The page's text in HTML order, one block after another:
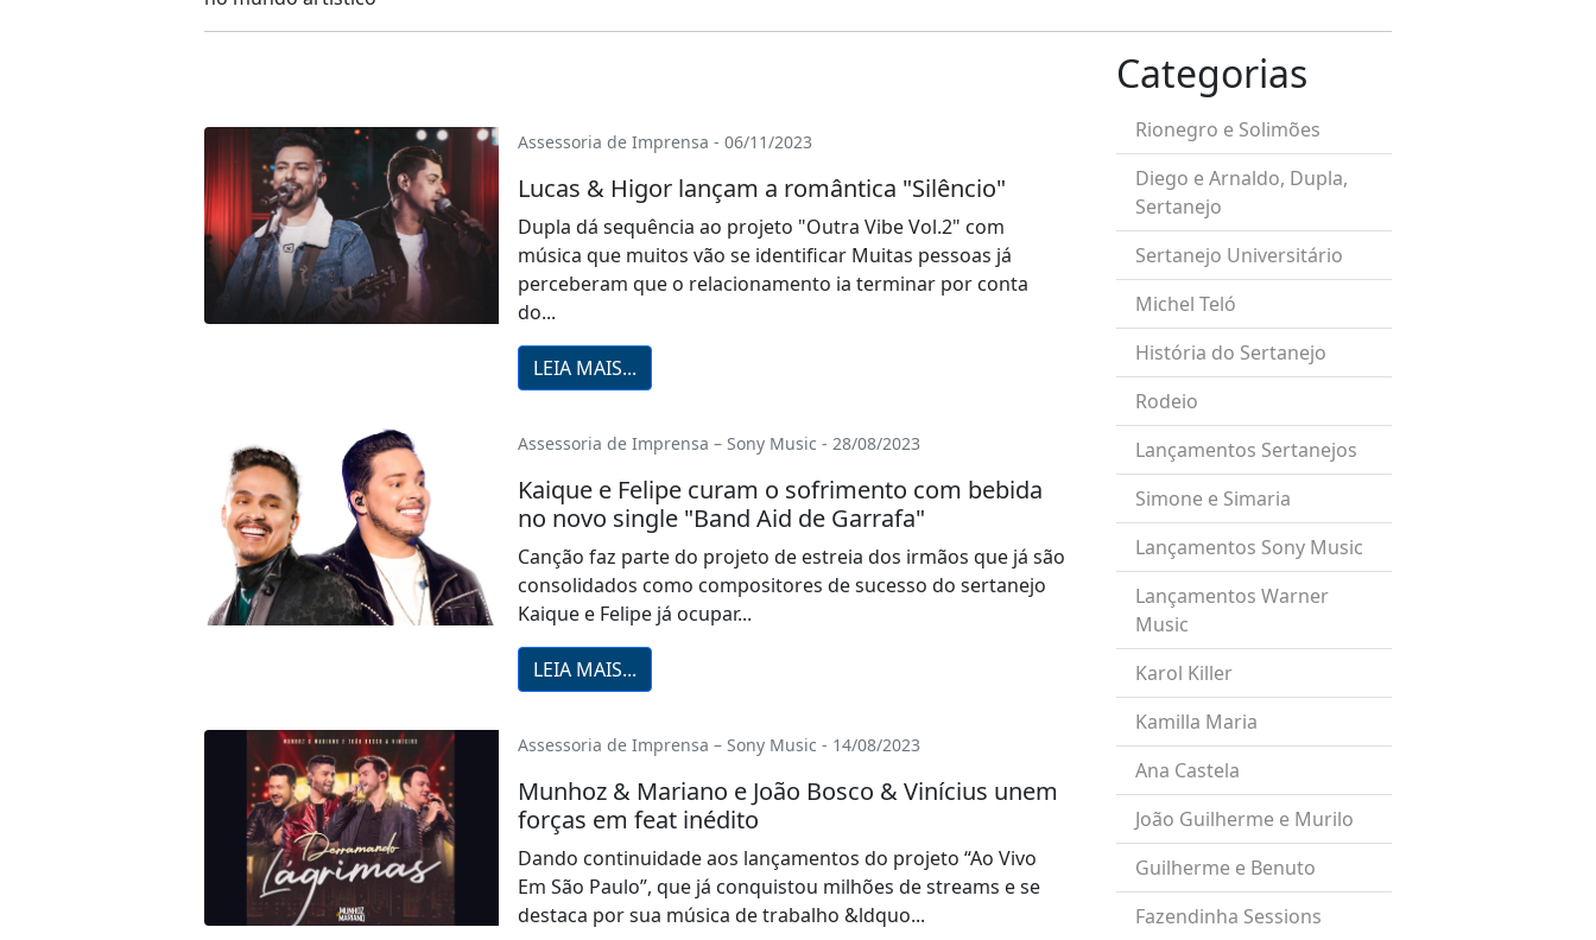
Assessoria de Imprensa - 06/11/2023
Lucas & Higor lançam a romântica "Silêncio"
Dupla dá sequência ao projeto "Outra Vibe Vol.2" com
música que muitos vão se identificar Muitas pessoas já
perceberam que o relacionamento ia terminar por conta
do...
LEIA MAIS...
Assessoria de Imprensa – Sony Music - 28/08/2023
Kaique e Felipe curam o sofrimento com bebida
no novo single "Band Aid de Garrafa"
Canção faz parte do projeto de estreia dos irmãos que já são
consolidados como compositores de sucesso do sertanejo
Kaique e Felipe já ocupar...
LEIA MAIS...
Assessoria de Imprensa – Sony Music - 14/08/2023
Munhoz & Mariano e João Bosco & Vinícius unem
forças em feat inédito
Dando continuidade aos lançamentos do projeto “Ao Vivo
Em São Paulo”, que já conquistou milhões de streams e se
destaca por sua música de trabalho &ldquo...
Categorias
Rionegro e Solimões
Diego e Arnaldo, Dupla,
Sertanejo
Sertanejo Universitário
Michel Teló
História do Sertanejo
Rodeio
Lançamentos Sertanejos
Simone e Simaria
Lançamentos Sony Music
Lançamentos Warner
Music
Karol Killer
Kamilla Maria
Ana Castela
João Guilherme e Murilo
Guilherme e Benuto
Fazendinha Sessions